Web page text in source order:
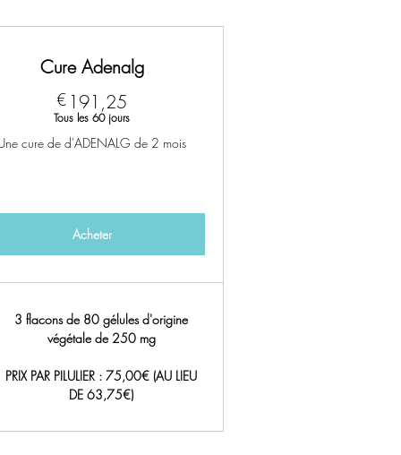
Cure Adenalg
€ 191,25
Tous les 60 jours
cure de d'ADENALG de 2 mois
Acheter
3 flacons de 80 gélules d'origine
végétale de 250 mg
PRIX PAR PILULIER : 75,00€ (AU LIEU
DE 63,75€)